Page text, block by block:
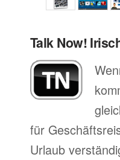
Talk Now!
für
Urlaub